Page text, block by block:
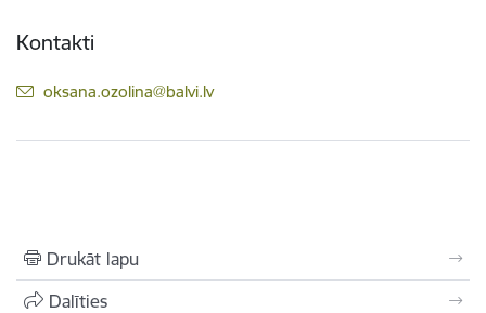
Kontakti
E-pasts:
oksana.ozolina@balvi.lv
Drukāt lapu
Dalīties